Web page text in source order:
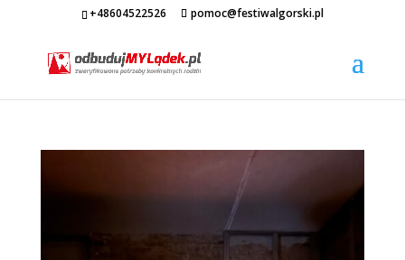
+48604522526 pomoc@festiwalgorski.pl